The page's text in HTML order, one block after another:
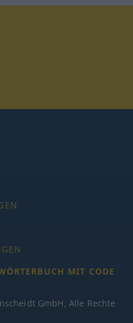
MIT CODE
GmbH, Alle Rechte